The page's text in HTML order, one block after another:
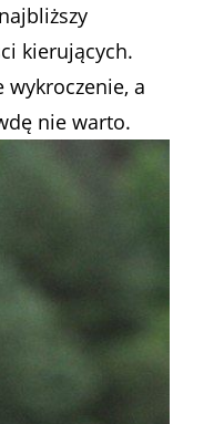
kierujących.
a
nie warto.